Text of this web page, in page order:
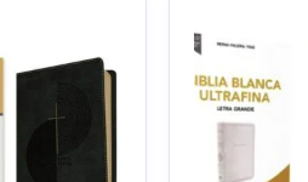
$145.200.
$137.940.